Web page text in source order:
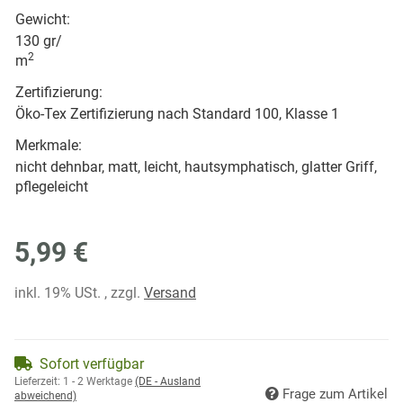
Gewicht:
130 gr/
m2
Zertifizierung:
Öko-Tex Zertifizierung nach Standard 100, Klasse 1
Merkmale:
nicht dehnbar, matt, leicht, hautsymphatisch, glatter Griff,
pflegeleicht
5,99 €
inkl. 19% USt. , zzgl. Versand
Sofort verfügbar
Lieferzeit: 1 - 2 Werktage (DE - Ausland
abweichend)
Frage zum Artikel